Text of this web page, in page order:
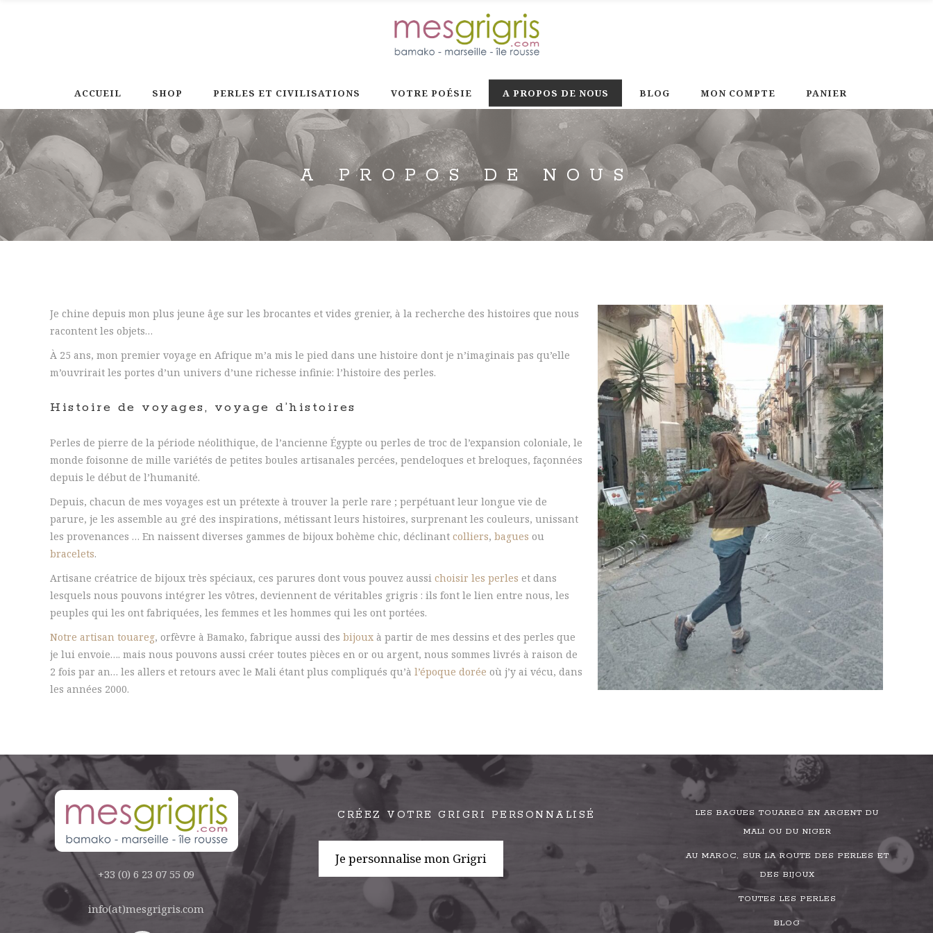
ACCUEIL SHOP PERLES ET CIVILISATIONS VOTRE POÉSIE A PROPOS DE NOUS BLOG MON COMPTE PANIER
A PROPOS DE NOUS
Je chine depuis mon plus jeune âge sur les brocantes et vides grenier, à la recherche des histoires que nous
racontent les objets…
À 25 ans, mon premier voyage en Afrique m’a mis le pied dans une histoire dont je n’imaginais pas qu’elle
m’ouvrirait les portes d’un univers d’une richesse infinie: l’histoire des perles.
Histoire de voyages, voyage d’histoires
Perles de pierre de la période néolithique, de l’ancienne Égypte ou perles de troc de l’expansion coloniale, le
monde foisonne de mille variétés de petites boules artisanales percées, pendeloques et breloques, façonnées
depuis le début de l’humanité.
Depuis, chacun de mes voyages est un prétexte à trouver la perle rare ; perpétuant leur longue vie de
parure, je les assemble au gré des inspirations, métissant leurs histoires, surprenant les couleurs, unissant
les provenances … En naissent diverses gammes de bijoux bohème chic, déclinant colliers, bagues ou
bracelets.
Artisane créatrice de bijoux très spéciaux, ces parures dont vous pouvez aussi choisir les perles et dans
lesquels nous pouvons intégrer les vôtres, deviennent de véritables grigris : ils font le lien entre nous, les
peuples qui les ont fabriquées, les femmes et les hommes qui les ont portées.
Notre artisan touareg, orfèvre à Bamako, fabrique aussi des bijoux à partir de mes dessins et des perles que
je lui envoie…. mais nous pouvons aussi créer toutes pièces en or ou argent, nous sommes livrés à raison de
2 fois par an… les allers et retours avec le Mali étant plus compliqués qu’à l’époque dorée où j’y ai vécu, dans
les années 2000.
+33 (0) 6 23 07 55 09
info(at)mesgrigris.com
CRÉEZ VOTRE GRIGRI PERSONNALISÉ
Je personnalise mon Grigri
LES BAGUES TOUAREG EN ARGENT DU
MALI OU DU NIGER
AU MAROC, SUR LA ROUTE DES PERLES ET
DES BIJOUX
TOUTES LES PERLES
BLOG